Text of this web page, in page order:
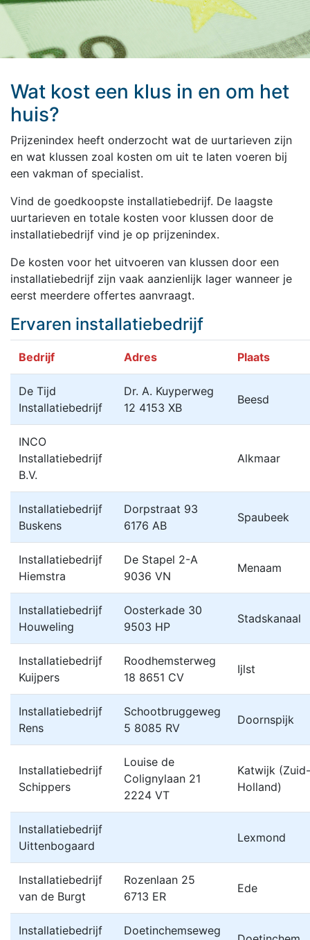
Wat kost een klus in en om het
huis?
Prijzenindex heeft onderzocht wat de uurtarieven zijn
en wat klussen zoal kosten om uit te laten voeren bij
een vakman of specialist.
Vind de goedkoopste installatiebedrijf. De laagste
uurtarieven en totale kosten voor klussen door de
installatiebedrijf vind je op prijzenindex.
De kosten voor het uitvoeren van klussen door een
installatiebedrijf zijn vaak aanzienlijk lager wanneer je
eerst meerdere offertes aanvraagt.
Ervaren installatiebedrijf
Bedrijf Adres Plaats
De Tijd
Installatiebedrijf
Dr. A. Kuyperweg
12 4153 XB
Beesd
INCO
Installatiebedrijf
B.V.
Alkmaar
Installatiebedrijf
Buskens
Dorpstraat 93
6176 AB
Spaubeek
Installatiebedrijf
Hiemstra
De Stapel 2-A
9036 VN
Menaam
Installatiebedrijf
Houweling
Oosterkade 30
9503 HP
Stadskanaal
Installatiebedrijf
Kuijpers
Roodhemsterweg
18 8651 CV
Ijlst
Installatiebedrijf
Rens
Schootbruggeweg
5 8085 RV
Doornspijk
Installatiebedrijf
Schippers
Louise de
Colignylaan 21
2224 VT
Katwijk (Zuid-
Holland)
Installatiebedrijf
Uittenbogaard
Lexmond
Installatiebedrijf
van de Burgt
Rozenlaan 25
6713 ER
Ede
Installatiebedrijf Doetinchemseweg